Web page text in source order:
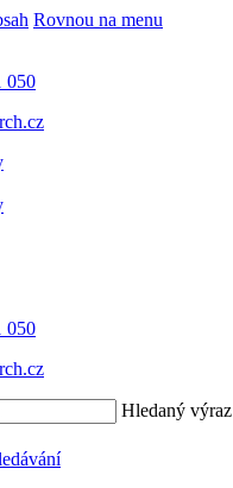
Rovnou na menu
050
050
Hledaný výraz